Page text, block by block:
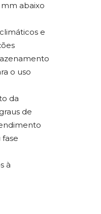
abaixo
e
o uso
da
de
à